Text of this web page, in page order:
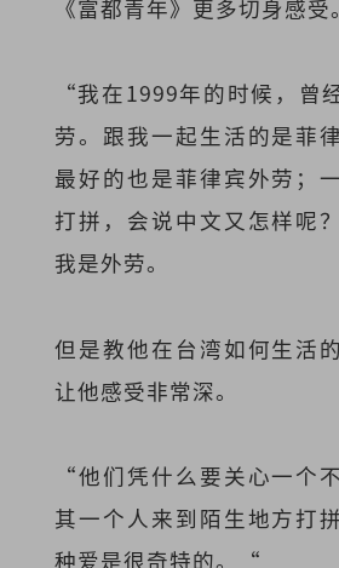
《富都青年》更多切身感受。
“我在1999年的时候，曾
劳。跟我一起生活的是菲
最好的也是菲律宾外劳；
打拼，会说中文又怎样呢
我是外劳。
但是教他在台湾如何生活
让他感受非常深。
“他们凭什么要关心一个
其一个人来到陌生地方打
种爱是很奇特的。“